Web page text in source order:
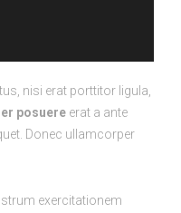
nisi erat porttitor ligula,
posuere erat a ante
Donec ullamcorper
exercitationem